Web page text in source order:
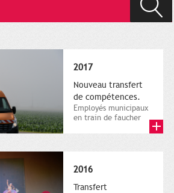
2017
Nouveau transfert
de compétences.
Employés municipaux
en train de faucher
2016
Transfert